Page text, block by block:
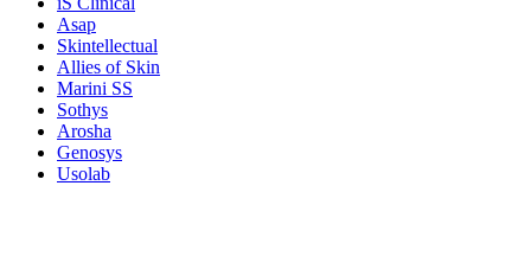
Asap
Skintellectual
Allies of Skin
Marini SS
Sothys
Arosha
Genosys
Usolab